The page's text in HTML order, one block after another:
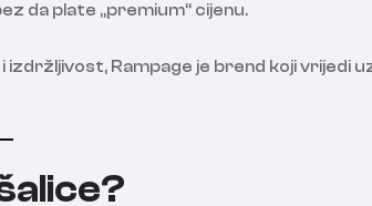
da plate „premium“ cijenu.
Rampage je brend koji vrijedi